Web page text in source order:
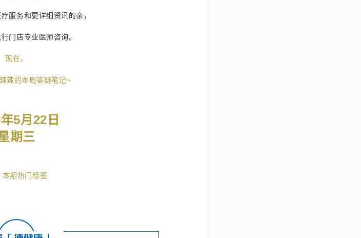
服务和更详细资讯的亲，
门店专业医师咨询。
现在，
辣的本周答疑笔记~
5月22日
期三
本期热门标签